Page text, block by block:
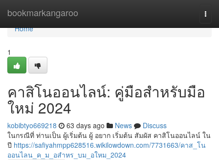
bookmarkangaroo
Home
Home
1
คาสิโนออนไลน์: คู่มือสำหรับมือ
ใหม่ 2024
kobibtyo669218 63 days ago News
Discuss
ในกรณีที่ ท่านเป็น ผู้เริ่มต้น ผู้ อยาก เริ่มต้น สัมผัส คาสิโนออนไลน์ ใน
ปี https://safiyahmpp628516.wikilowdown.com/7731663/คาส_โน
ออนไลน_ค_ม_อสำหร_บม_อใหม_2024